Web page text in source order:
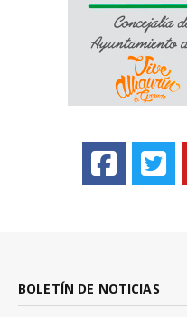
BOLETÍN DE NOTICIAS